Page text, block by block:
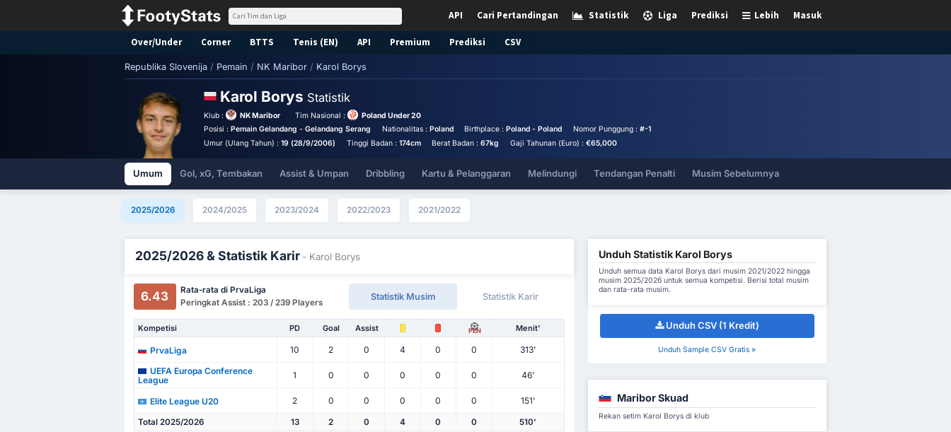
Masuk
Lebih
Prediksi
Liga
Statistik
Cari Pertandingan
API
Over/Under Corner BTTS Tenis (EN) API Premium Prediksi CSV
Republika Slovenija / Pemain / NK Maribor / Karol Borys
Karol Borys Statistik
Klub : NK Maribor Tim Nasional :
Poland Under 20
Posisi :Pemain Gelandang - Gelandang Serang Nationalitas : Poland Birthplace :Poland - Poland Nomor Punggung : #-1
Umur (Ulang Tahun) :19 (28/9/2006) Tinggi Badan : 174cm Berat Badan :67kg Gaji Tahunan (Euro) : €65,000
Umum Gol, xG, Tembakan Assist & Umpan Dribbling Kartu & Pelanggaran Melindungi Tendangan Penalti Musim Sebelumnya
2025/2026 2024/2025 2023/2024 2022/2023 2021/2022
2025/2026 & Statistik Karir - Karol Borys
6.43
Rata-rata di PrvaLiga
Peringkat Assist : 203 / 239 Players
Statistik Musim Statistik Karir
Kompetisi PD Goal Assist PEN Menit'
PrvaLiga 10 2 0 4 0 0
313'
UEFA Europa Conference
League
1 0 0 0 0 0 46'
Elite League U20 2 0 0 0 0 0 151'
Total 2025/2026 13 2 0 4 0 0 510'
Unduh Statistik Karol Borys
Unduh semua data Karol Borys dari musim 2021/2022 hingga
musim 2025/2026 untuk semua kompetisi. Berisi total musim
dan rata-rata musim.
Unduh CSV (1 Kredit)
Unduh Sample CSV Gratis »
Maribor Skuad
Rekan setim Karol Borys di klub